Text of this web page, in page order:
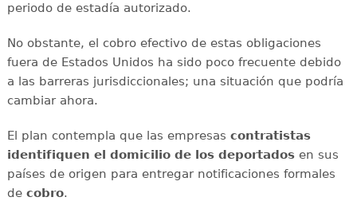
periodo de estadía autorizado.
No obstante, el cobro efectivo de estas obligaciones
fuera de Estados Unidos ha sido poco frecuente debido
a las barreras jurisdiccionales; una situación que podría
cambiar ahora.
El plan contempla que las empresas contratistas
identifiquen el domicilio de los deportadosen sus
países de origen para entregar notificaciones formales
de cobro.